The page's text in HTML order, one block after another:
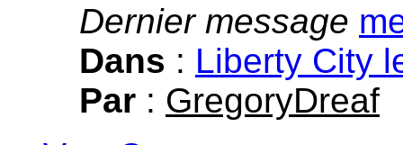
Dernier message
Dans : Liberty City
Par : GregoryDreaf